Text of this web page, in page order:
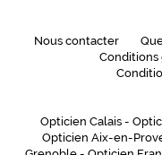
Nous contacter
Conditions
Opticien Calais -
Opticien Aix-en-